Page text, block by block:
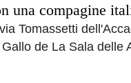
una compagine
Tomassetti
de La Sala delle